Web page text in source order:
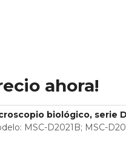
ahora!
biológico, serie
MSC-D2021B; MSC-